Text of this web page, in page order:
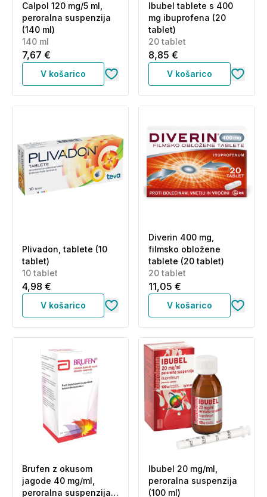
Calpol 120 mg/5 ml,
peroralna suspenzija
(140 ml)
140 ml
7,67 €
V košarico
Ibubel tablete s 400
mg ibuprofena (20
tablet)
20 tablet
8,85 €
V košarico
Plivadon, tablete (10
tablet)
10 tablet
4,98 €
V košarico
Diverin 400 mg,
filmsko obložene
tablete (20 tablet)
20 tablet
11,05 €
V košarico
Brufen z okusom
jagode 40 mg/ml,
peroralna suspenzija
Ibubel 20 mg/ml,
peroralna suspenzija
(100 ml)